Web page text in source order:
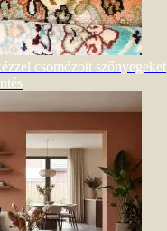
csomózott szőnyegeket